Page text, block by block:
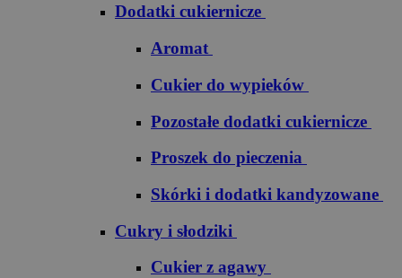
Dodatki cukiernicze
Aromat
Cukier do wypieków
Pozostałe dodatki cukiernicze
Proszek do pieczenia
Skórki i dodatki kandyzowane
Cukry i słodziki
Cukier z agawy